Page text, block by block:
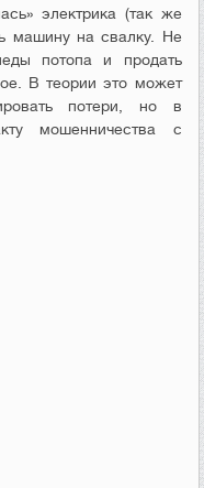
электрика (так же
машину на свалку. Не
потопа и продать
В теории это может
потери, но в
мошенничества с